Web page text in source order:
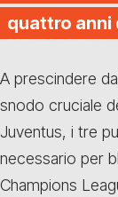
quattro anni
A prescindere
snodo cruciale
Juventus, i tre
necessario per
Champions